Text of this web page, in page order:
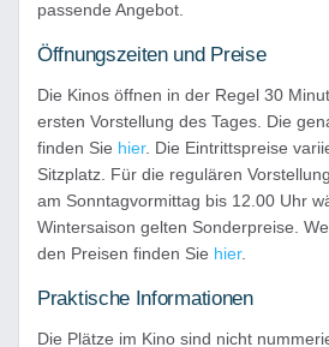
passende Angebot.
Öffnungszeiten und Preise
Die Kinos öffnen in der Regel 30
ersten Vorstellung des Tages. Die
finden Sie hier. Die Eintrittspreise
Sitzplatz. Für die regulären
am Sonntagvormittag bis 12.00 Uhr
Wintersaison gelten Sonderpreise.
den Preisen finden Sie hier.
Praktische Informationen
Die Plätze im Kino sind nicht